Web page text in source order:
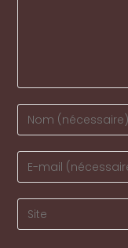
Enter
your
name
to
comment
Enter
your
email
address
Enter
your